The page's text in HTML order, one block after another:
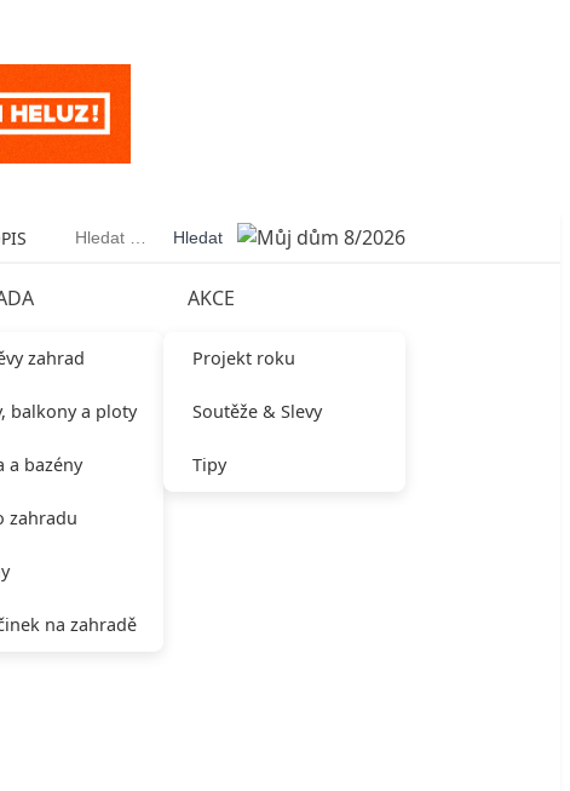
Vyhledávání
zahrad
balkony a ploty
a bazény
zahradu
na zahradě
AKCE
Projekt roku
Soutěže & Slevy
Tipy